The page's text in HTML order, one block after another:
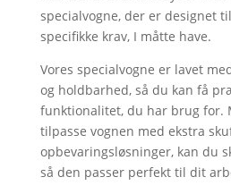
specialvogne, der er designet
specifikke krav, I måtte have.
Vores specialvogne er lavet
og holdbarhed, så du kan få
funktionalitet, du har brug for.
tilpasse vognen med ekstra
opbevaringsløsninger, kan du
så den passer perfekt til dit